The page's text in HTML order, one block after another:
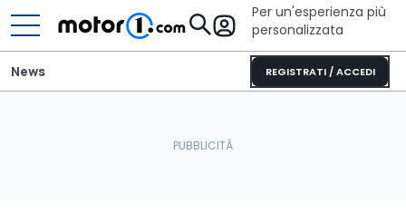
Per un'esperienza più
personalizzata
REGISTRATI / ACCEDI
News